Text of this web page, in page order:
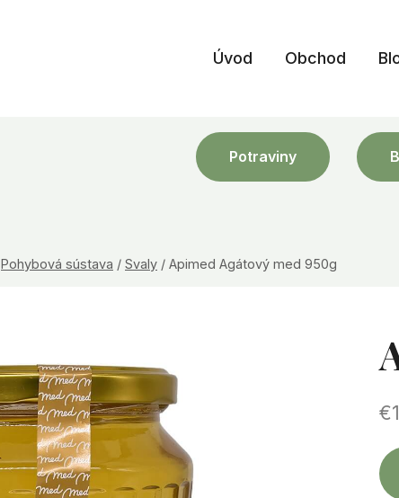
Úvod Obchod
Potraviny
Pohybová sústava / Svaly / Apimed Agátový med 950g
€